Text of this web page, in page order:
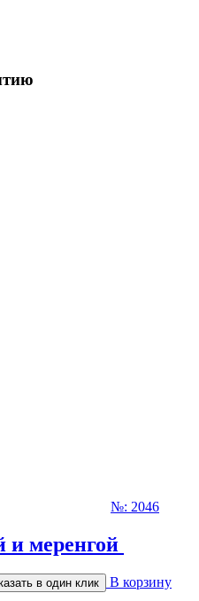
№: 2046
и меренгой
в один клик В корзину